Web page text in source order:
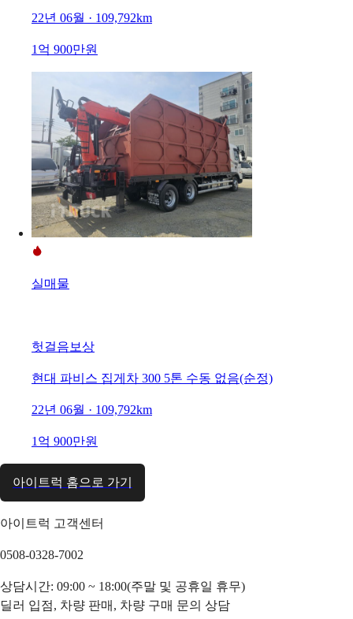
22년 06월 · 109,792km
1억 900만원
실매물
헛걸음보상
현대 파비스 집게차 300 5톤 수동 없음(순정)
22년 06월 · 109,792km
1억 900만원
아이트럭 홈으로 가기
아이트럭 고객센터
0508-0328-7002
상담시간: 09:00 ~ 18:00(주말 및 공휴일 휴무)
딜러 입점, 차량 판매, 차량 구매 문의 상담